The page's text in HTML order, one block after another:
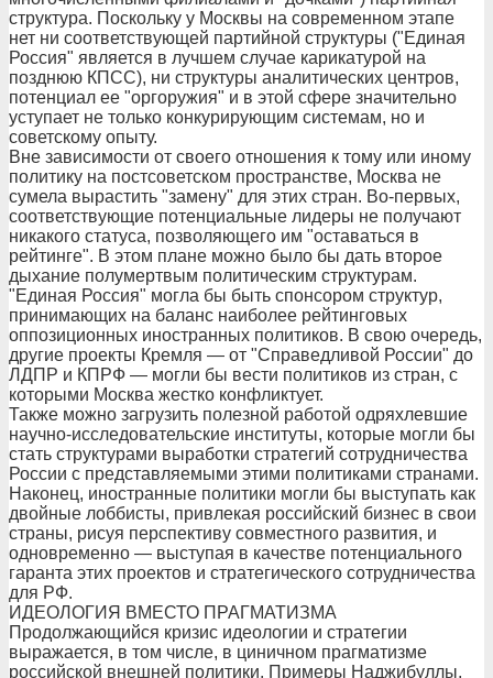
структура. Поскольку у Москвы на современном этапе
нет ни соответствующей партийной структуры ("Единая
Россия" является в лучшем случае карикатурой на
позднюю КПСС), ни структуры аналитических центров,
потенциал ее "оргоружия" и в этой сфере значительно
уступает не только конкурирующим системам, но и
советскому опыту.
Вне зависимости от своего отношения к тому или иному
политику на постсоветском пространстве, Москва не
сумела вырастить "замену" для этих стран. Во-первых,
соответствующие потенциальные лидеры не получают
никакого статуса, позволяющего им "оставаться в
рейтинге". В этом плане можно было бы дать второе
дыхание полумертвым политическим структурам.
"Единая Россия" могла бы быть спонсором структур,
принимающих на баланс наиболее рейтинговых
оппозиционных иностранных политиков. В свою очередь,
другие проекты Кремля — от "Справедливой России" до
ЛДПР и КПРФ — могли бы вести политиков из стран, с
которыми Москва жестко конфликтует.
Также можно загрузить полезной работой одряхлевшие
научно-исследовательские институты, которые могли бы
стать структурами выработки стратегий сотрудничества
России с представляемыми этими политиками странами.
Наконец, иностранные политики могли бы выступать как
двойные лоббисты, привлекая российский бизнес в свои
страны, рисуя перспективу совместного развития, и
одновременно — выступая в качестве потенциального
гаранта этих проектов и стратегического сотрудничества
для РФ.
ИДЕОЛОГИЯ ВМЕСТО ПРАГМАТИЗМА
Продолжающийся кризис идеологии и стратегии
выражается, в том числе, в циничном прагматизме
российской внешней политики. Примеры Наджибуллы,